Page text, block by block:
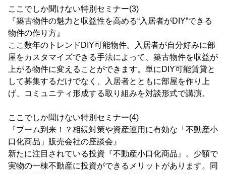
ここでしか聞けない特別セミナー(3)
『築古物件の魅力と収益性を高める“入居者がDIY”できる
物件の作り方』
ここ数年のトレンドDIY可能物件。入居者が自分好みに部
屋をカスタマイズできる手法によって、築古物件を収益が
上がる物件に変えることができます。単にDIY可能賃貸と
して募集するだけでなく、入居者とともに部屋を作り上
げ、コミュニティ形成する取り組みを対談形式で講演。
ここでしか聞けない特別セミナー(4)
『ブーム到来！？相続対策や資産運用に有効な「不動産小
口化商品」販売会社の座談会』
新たに注目されている投資『不動産小口化商品』。少額で
実物の一棟不動産に投資ができるメリットがあります。同